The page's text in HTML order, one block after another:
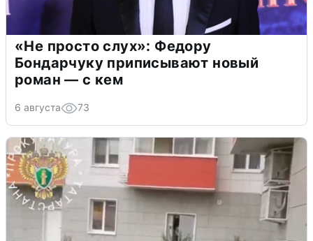
«Не просто слух»: Федору
Бондарчуку приписывают новый
роман — с кем
6 августа 73